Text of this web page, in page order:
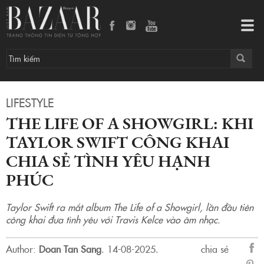
LIFESTYLE
THE LIFE OF A SHOWGIRL: KHI
TAYLOR SWIFT CÔNG KHAI
CHIA SẺ TÌNH YÊU HẠNH
PHÚC
Taylor Swift ra mắt album The Life of a Showgirl, lần đầu tiên
công khai đưa tình yêu với Travis Kelce vào âm nhạc.
Author: Doan Tan Sang. 14-08-2025.
chia sẻ